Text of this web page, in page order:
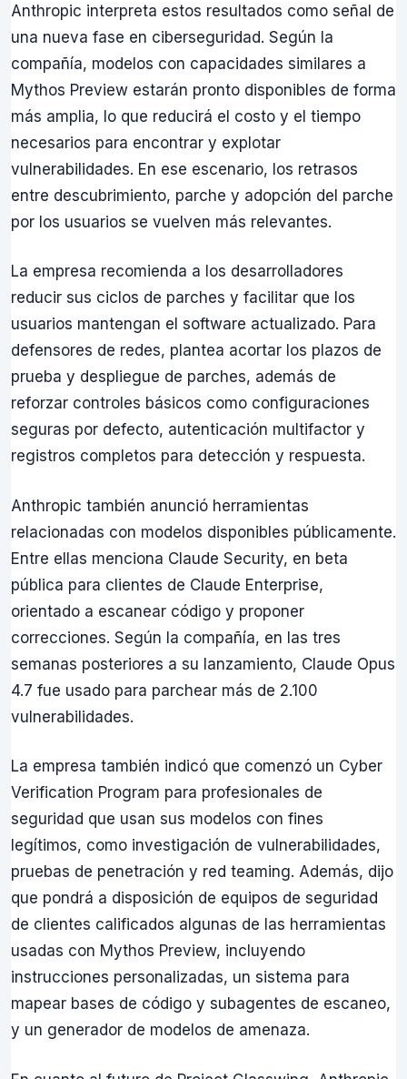
Anthropic interpreta estos resultados como señal de
una nueva fase en ciberseguridad. Según la
compañía, modelos con capacidades similares a
Mythos Preview estarán pronto disponibles de forma
más amplia, lo que reducirá el costo y el tiempo
necesarios para encontrar y explotar
vulnerabilidades. En ese escenario, los retrasos
entre descubrimiento, parche y adopción del parche
por los usuarios se vuelven más relevantes.
La empresa recomienda a los desarrolladores
reducir sus ciclos de parches y facilitar que los
usuarios mantengan el software actualizado. Para
defensores de redes, plantea acortar los plazos de
prueba y despliegue de parches, además de
reforzar controles básicos como configuraciones
seguras por defecto, autenticación multifactor y
registros completos para detección y respuesta.
Anthropic también anunció herramientas
relacionadas con modelos disponibles públicamente.
Entre ellas menciona Claude Security, en beta
pública para clientes de Claude Enterprise,
orientado a escanear código y proponer
correcciones. Según la compañía, en las tres
semanas posteriores a su lanzamiento, Claude Opus
4.7 fue usado para parchear más de 2.100
vulnerabilidades.
La empresa también indicó que comenzó un Cyber
Verification Program para profesionales de
seguridad que usan sus modelos con fines
legítimos, como investigación de vulnerabilidades,
pruebas de penetración y red teaming. Además, dijo
que pondrá a disposición de equipos de seguridad
de clientes calificados algunas de las herramientas
usadas con Mythos Preview, incluyendo
instrucciones personalizadas, un sistema para
mapear bases de código y subagentes de escaneo,
y un generador de modelos de amenaza.